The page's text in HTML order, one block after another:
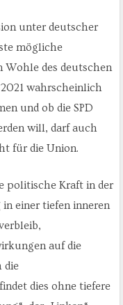
unter deutscher
mögliche
des deutschen
wahrscheinlich
und ob die SPD
will, darf auch
für die Union.
politische Kraft in der
einer tiefen inneren
auf die
die
dies ohne tiefere